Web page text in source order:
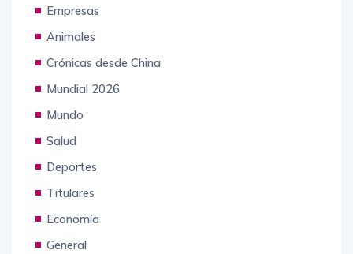
Empresas
Animales
Crónicas desde China
Mundial 2026
Mundo
Salud
Deportes
Titulares
Economía
General